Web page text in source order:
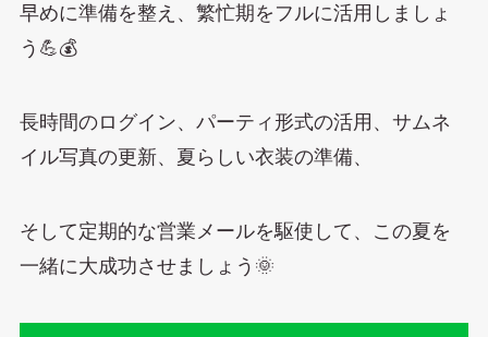
早めに準備を整え、繁忙期をフルに活用しましょ
う💪💰
長時間のログイン、パーティ形式の活用、サムネ
イル写真の更新、夏らしい衣装の準備、
そして定期的な営業メールを駆使して、この夏を
一緒に大成功させましょう🌞